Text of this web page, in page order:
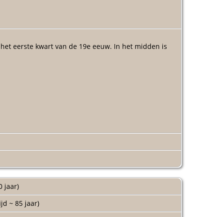
eerste kwart van de 19e eeuw. In het midden is
benoemd op een jaarsalaris van ƒ 130,-. In de
maar zijn inschrijving of datum van belijdenis
in dienst gekomen. Een jaar later trouwde hij
Kloot-Meurs tot stand, die zes jaar later werd
dit tweede huwelijk kwam Matthijs Kloot in het
(firma van Rijn en Kloot) stond
jaar)
~ 85 jaar)